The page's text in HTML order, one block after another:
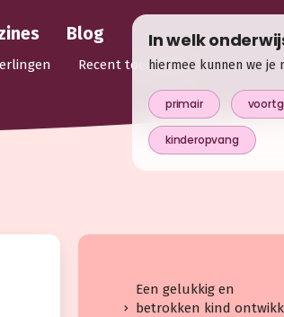
Blog
Recent toegevoegd
Een gelukkig en
betrokken kind
In welk
hiermee kunnen we je
primair
kinderopvang